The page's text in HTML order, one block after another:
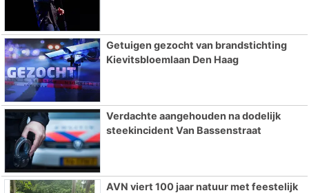
Getuigen gezocht van brandstichting
Kievitsbloemlaan Den Haag
Verdachte aangehouden na dodelijk
steekincident Van Bassenstraat
AVN viert 100 jaar natuur met feestelijk